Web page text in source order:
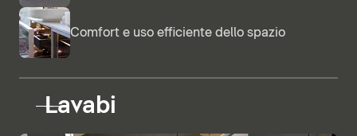
Comfort e uso efficiente dello spazio
Lavabi